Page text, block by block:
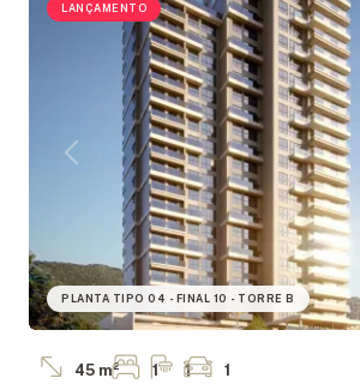
LANÇAMENTO
PLANTA TIPO 04 - FINAL 10 - TORRE B
45 m² 1 1 1